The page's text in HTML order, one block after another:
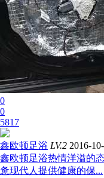
0
0
5817
鑫欧顿足浴 LV.2 2016-
鑫欧顿足浴热情洋溢的
惫现代人提供健康的保...